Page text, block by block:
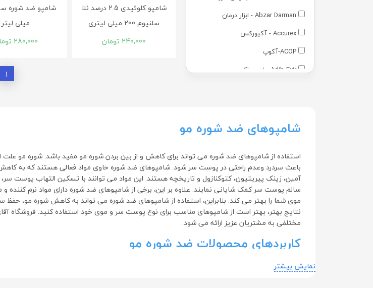
Abzar Darman - ابزار درمان
Accurex - آکیورکس
ACOP-آکوپ
Adib Exir - ادیب اکسیر
Advay - ادوای
Arezi - آرضی
Arian Gostar - آرین گستر
Arian Salamat Sina - آرین سلامت
سینا
Arshia - عرشیا
Aryan Sana - آریان سنا
شامپو کلوئیدی 2.5 درصد نلا
سلنیوم 200 میلی لیتری
240,000 تومان
میلی لیتر
280,000
1
شامپوهای ضد شوره مو
استفاده از شامپوهای ضد شوره می تواند برای کاهش و از بین بردن شوره مو مفید باشد. شوره مو
باعث سردرد وعدم راحتی در پوست سر شود. شامپوهای ضد شوره حاوی مواد فعالی هستند که به
سالم پوست سر کمک شایانی نمایند. علاوه بر این، برخی از شامپوهای ضد شوره دارای مواد نرم
موی شما را بهتر می کند. بنابراین، استفاده از شامپوهای ضد شوره می تواند به کاهش شوره مو،
نتایج بهتر، بهتر است از شامپوهای مناسب برای نوع پوست سر و موی خود استفاده کنید. فروشگاه
مختلفی به مشتریان عزیز ارائه می شود.
کاربردهای محصولات ضد شوره مو
محصولات ضد شوره مو، به دلیل داشتن خواص ضد التهابی، ضد خارش و ضد قارچی، در مراقبت و بهبود
نمایش بیشتر